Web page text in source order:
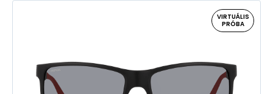
VIRTUÁLIS
PRÓBA